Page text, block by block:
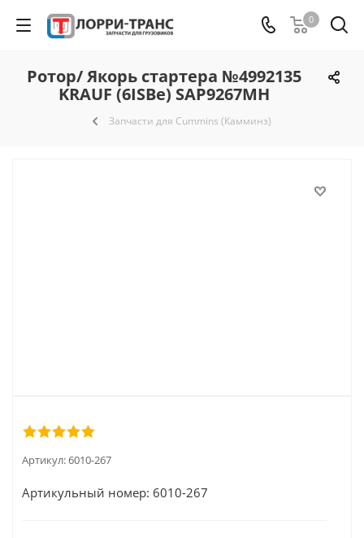
0
Ротор/ Якорь стартера №4992135
KRAUF (6ISBe) SAP9267MH
Запчасти для Cummins (Камминз)
Артикул:6010-267
Артикульный номер: 6010-267